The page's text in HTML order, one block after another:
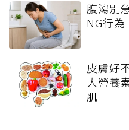
腹瀉別
NG行
皮膚好
大營養
肌